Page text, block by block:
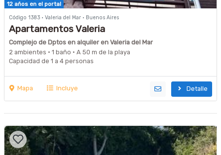
12 años en el portal
Código 1383 · Valeria del Mar · Buenos Aires
Apartamentos Valeria
Complejo de Dptos en alquiler en Valeria del Mar
2 ambientes · 1 baño · A 50 m de la playa
Capacidad de 1 a 4 personas
Mapa Incluye Detalle